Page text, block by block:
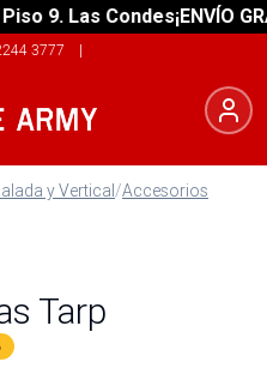
9. Las Condes¡ENVÍO
3777 |
y Vertical/Accesorios
Tarp